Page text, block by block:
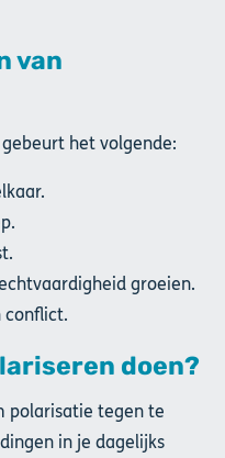
van
het volgende:
groeien.
conflict.
doen?
polarisatie tegen te
in je dagelijks